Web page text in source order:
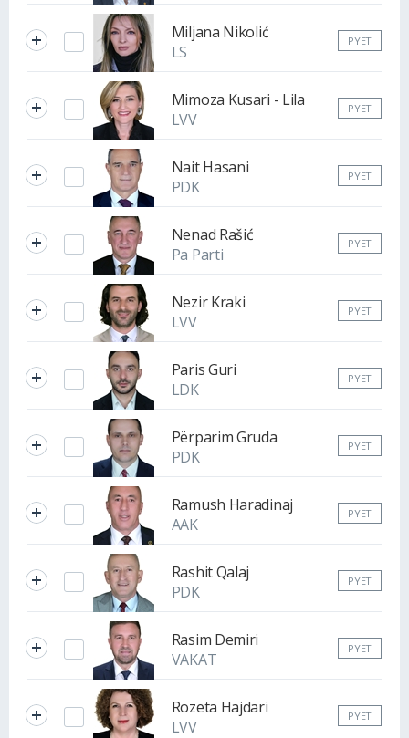
Miljana Nikolić
LS
PYET
Mimoza Kusari - Lila
LVV
PYET
Nait Hasani
PDK
PYET
Nenad Rašić
Pa Parti
PYET
Nezir Kraki
LVV
PYET
Paris Guri
LDK
PYET
Përparim Gruda
PDK
PYET
Ramush Haradinaj
AAK
PYET
Rashit Qalaj
PDK
PYET
Rasim Demiri
VAKAT
PYET
Rozeta Hajdari
LVV
PYET